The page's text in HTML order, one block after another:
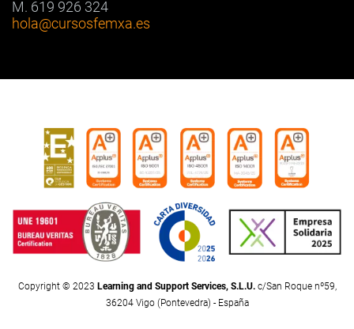
M. 619 926 324
hola@cursosfemxa.es
Copyright © 2023 Learning and Support Services, S.L.U.c/San Roque nº59,
36204 Vigo (Pontevedra) - España